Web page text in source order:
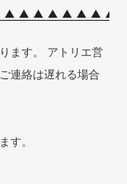
ます。 アトリエ営
連絡は遅れる場合
す。